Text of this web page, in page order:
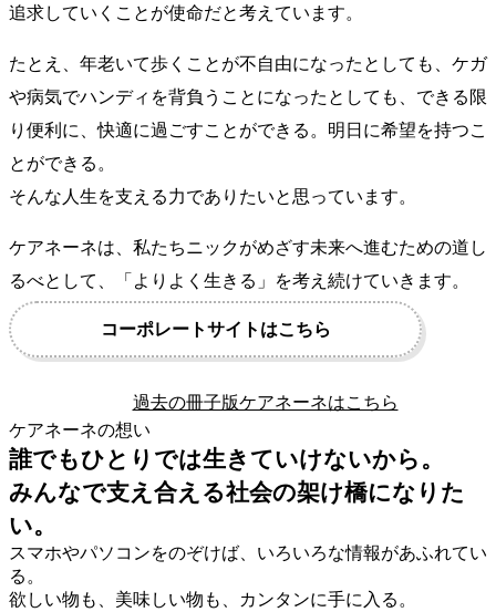
追求していくことが使命だと考えています。
たとえ、年老いて歩くことが不自由になったとしても、ケガ
や病気でハンディを背負うことになったとしても、できる限
り便利に、快適に過ごすことができる。明日に希望を持つこ
とができる。
そんな人生を支える力でありたいと思っています。
ケアネーネは、私たちニックがめざす未来へ進むための道し
るべとして、「よりよく生きる」を考え続けていきます。
コーポレートサイトはこちら
過去の冊子版ケアネーネはこちら
ケアネーネの想い
誰でもひとりでは生きていけないから。
みんなで支え合える社会の架け橋になりた
い。
スマホやパソコンをのぞけば、いろいろな情報があふれてい
る。
欲しい物も、美味しい物も、カンタンに手に入る。